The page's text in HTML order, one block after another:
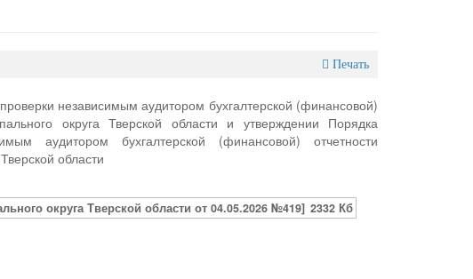
Печать
независимым аудитором бухгалтерской (финансовой)
округа Тверской области и утверждении Порядка
аудитором бухгалтерской (финансовой) отчетности
области
округа Тверской области от 04.05.2026 №419] 2332 Кб